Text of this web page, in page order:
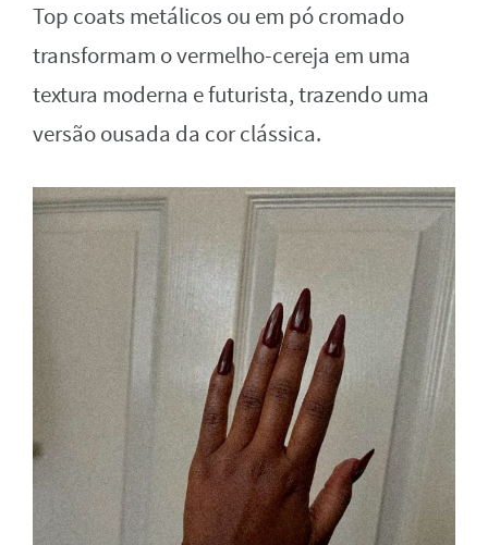
Top coats metálicos ou em pó cromado
transformam o vermelho-cereja em uma
textura moderna e futurista, trazendo uma
versão ousada da cor clássica.